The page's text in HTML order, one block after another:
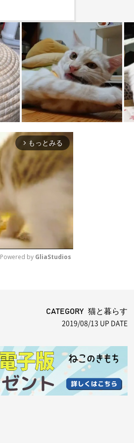
arrow_forward_ios もっとみる
Powered by GliaStudios
CATEGORY 猫と暮らす
2019/08/13 UP DATE